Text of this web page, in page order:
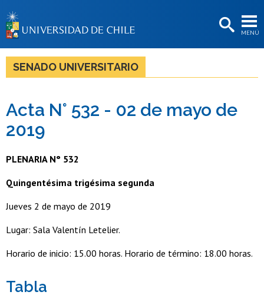
MENÚ
BIBLIOTECAS
LA UNIVERSIDAD
Estudiantes
Egresadas/os
SENADO UNIVERSITARIO
Acta N° 532 - 02 de mayo de
2019
PLENARIA N° 532
Quingentésima trigésima segunda
Jueves 2 de mayo de 2019
Lugar: Sala Valentín Letelier.
Horario de inicio: 15.00 horas. Horario de término: 18.00 horas.
Tabla